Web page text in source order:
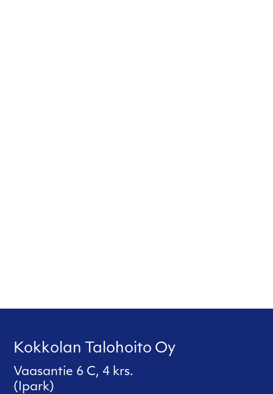
Kokkolan Talohoito Oy
Vaasantie 6 C, 4 krs.
(Ipark)